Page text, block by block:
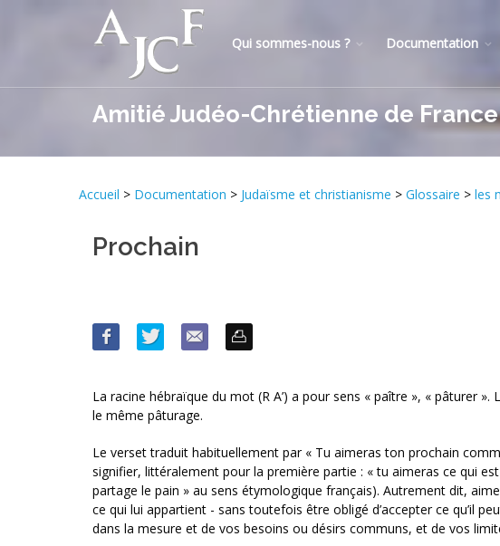
Qui sommes-nous ? Documentation
Amitié Judéo-Chrétienne de France
Accueil > Documentation > Judaïsme et christianisme > Glossaire > les
Prochain
La racine hébraïque du mot (R A’) a pour sens « paître », « pâturer
le même pâturage.
Le verset traduit habituellement par « Tu aimeras ton prochain
signifier, littérale­ment pour la première partie : « tu aimeras ce qui
partage le pain » au sens éty­mologique français). Autrement dit,
ce qui lui appartient - sans toutefois être obligé d’accepter ce qu’il
dans la mesure et de vos besoins ou désirs com­muns, et de vos